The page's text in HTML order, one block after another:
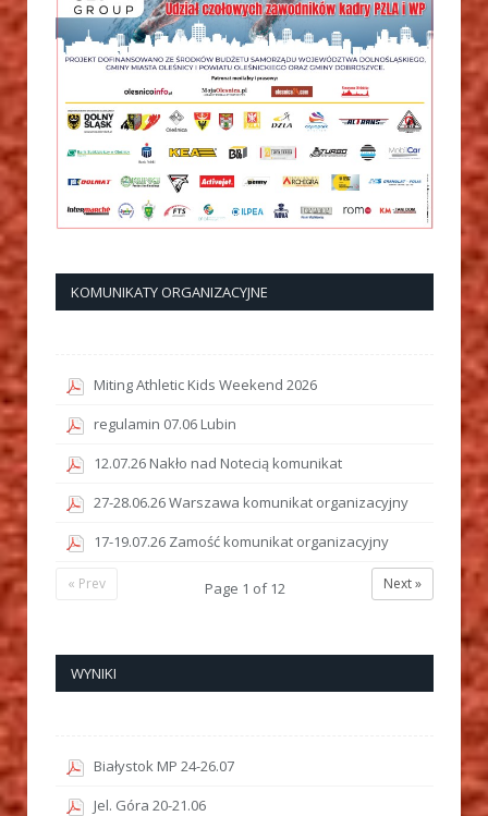
KOMUNIKATY ORGANIZACYJNE
Miting Athletic Kids Weekend 2026
regulamin 07.06 Lubin
12.07.26 Nakło nad Notecią komunikat
27-28.06.26 Warszawa komunikat organizacyjny
17-19.07.26 Zamość komunikat organizacyjny
Next »
Page 1 of12
« Prev
WYNIKI
Białystok MP 24-26.07
Jel. Góra 20-21.06